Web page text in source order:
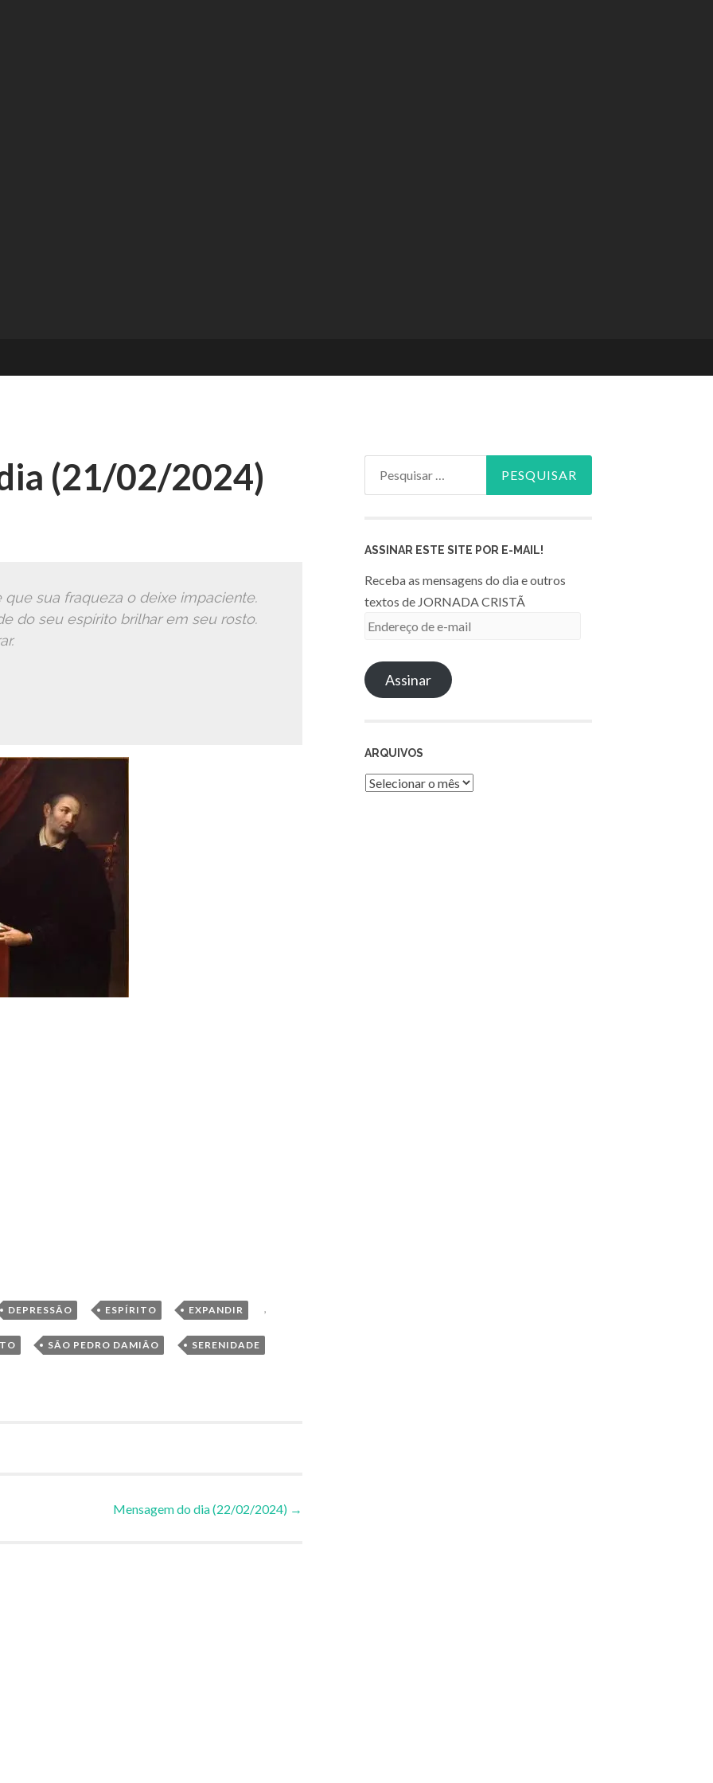
Romana
(21/02/2024)
sua fraqueza o deixe impaciente.
do seu espírito brilhar em seu rosto.
DEPRESSÃO , ESPÍRITO , EXPANDIR ,
, SÃO PEDRO DAMIÃO , SERENIDADE
Mensagem do dia (22/02/2024) →
ASSINAR ESTE SITE POR E-MAIL!
Receba as mensagens do dia e outros
textos de JORNADA CRISTÃ
Endereço
e-
mailAssinar
ARQUIVOS
Arquivos